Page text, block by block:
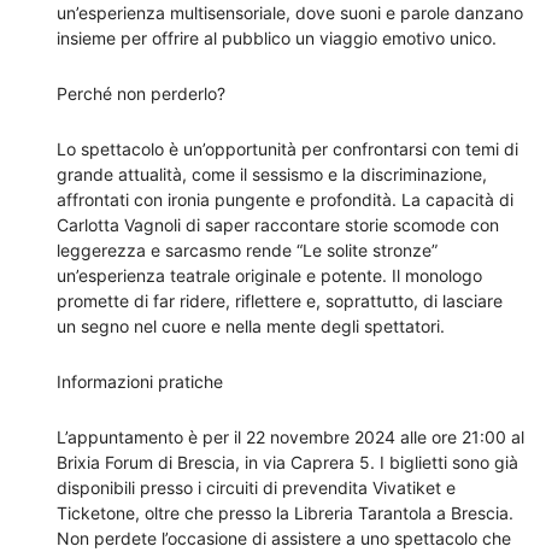
un’esperienza multisensoriale, dove suoni e parole danzano
insieme per offrire al pubblico un viaggio emotivo unico.
Perché non perderlo?
Lo spettacolo è un’opportunità per confrontarsi con temi di
grande attualità, come il sessismo e la discriminazione,
affrontati con ironia pungente e profondità. La capacità di
Carlotta Vagnoli di saper raccontare storie scomode con
leggerezza e sarcasmo rende “Le solite stronze”
un’esperienza teatrale originale e potente. Il monologo
promette di far ridere, riflettere e, soprattutto, di lasciare
un segno nel cuore e nella mente degli spettatori.
Informazioni pratiche
L’appuntamento è per il 22 novembre 2024 alle ore 21:00 al
Brixia Forum di Brescia, in via Caprera 5. I biglietti sono già
disponibili presso i circuiti di prevendita Vivatiket e
Ticketone, oltre che presso la Libreria Tarantola a Brescia.
Non perdete l’occasione di assistere a uno spettacolo che